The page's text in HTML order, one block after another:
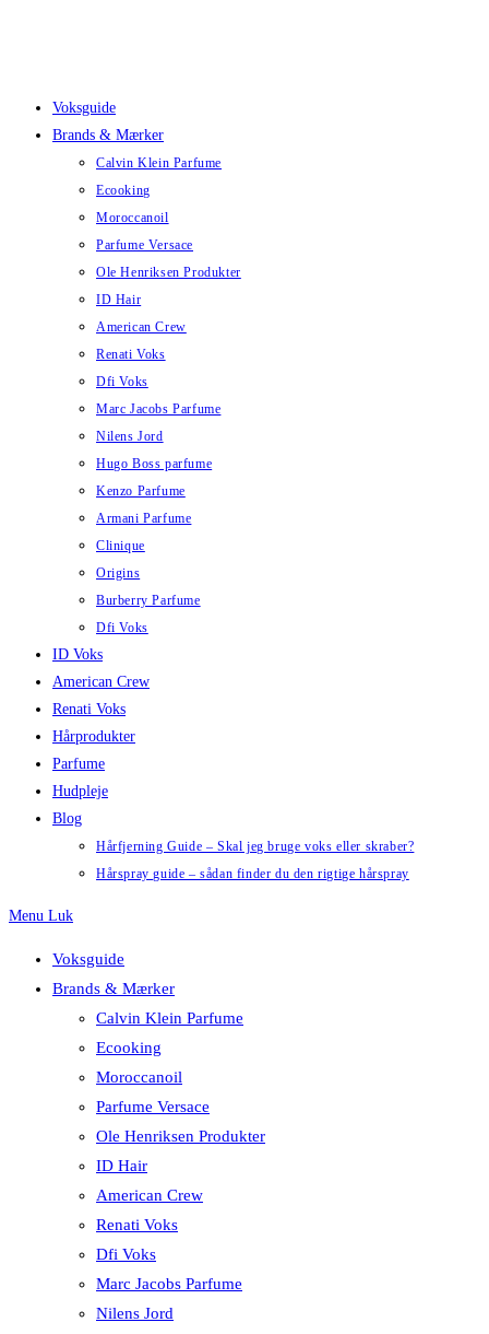
Voksguide
Brands & Mærker
Calvin Klein Parfume
Ecooking
Moroccanoil
Parfume Versace
Ole Henriksen Produkter
ID Hair
American Crew
Renati Voks
Dfi Voks
Marc Jacobs Parfume
Nilens Jord
Hugo Boss parfume
Kenzo Parfume
Armani Parfume
Clinique
Origins
Burberry Parfume
Dfi Voks
ID Voks
American Crew
Renati Voks
Hårprodukter
Parfume
Hudpleje
Blog
Hårfjerning Guide – Skal jeg bruge voks eller skraber?
Hårspray guide – sådan finder du den rigtige hårspray
Menu Luk
Voksguide
Brands & Mærker
Calvin Klein Parfume
Ecooking
Moroccanoil
Parfume Versace
Ole Henriksen Produkter
ID Hair
American Crew
Renati Voks
Dfi Voks
Marc Jacobs Parfume
Nilens Jord